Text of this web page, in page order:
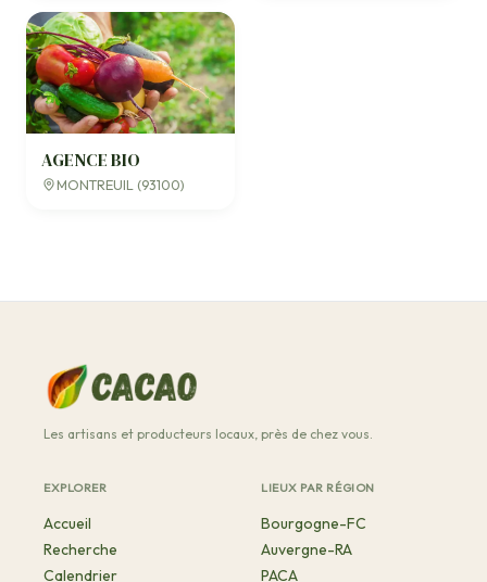
AGENCE BIO
MONTREUIL (93100)
Les artisans et producteurs locaux, près de chez vous.
EXPLORER
Accueil
Recherche
Calendrier
LIEUX PAR RÉGION
Bourgogne-FC
Auvergne-RA
PACA